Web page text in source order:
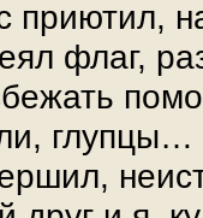
приютил,
флаг,